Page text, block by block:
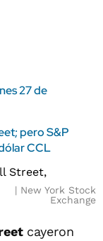
27 de
pero S&P
CCL
New York Stock
Exchange
cayeron